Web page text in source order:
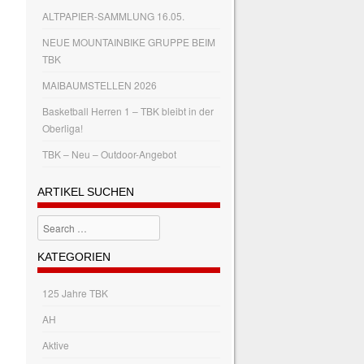
ALTPAPIER-SAMMLUNG 16.05.
NEUE MOUNTAINBIKE GRUPPE BEIM
TBK
MAIBAUMSTELLEN 2026
Basketball Herren 1 – TBK bleibt in der
Oberliga!
TBK – Neu – Outdoor-Angebot
ARTIKEL SUCHEN
Search
KATEGORIEN
125 Jahre TBK
AH
Aktive